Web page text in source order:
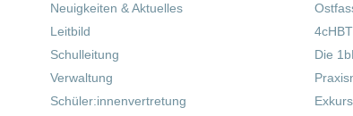
Neuigkeiten & Aktuelles
Leitbild
Schulleitung
Verwaltung
Schüler:innenvertretung
Die